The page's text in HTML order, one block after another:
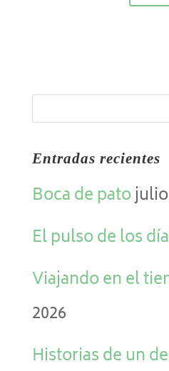
Entradas recientes
Boca de patojulio
El pulso de los
Viajando en el
2026
Historias de un